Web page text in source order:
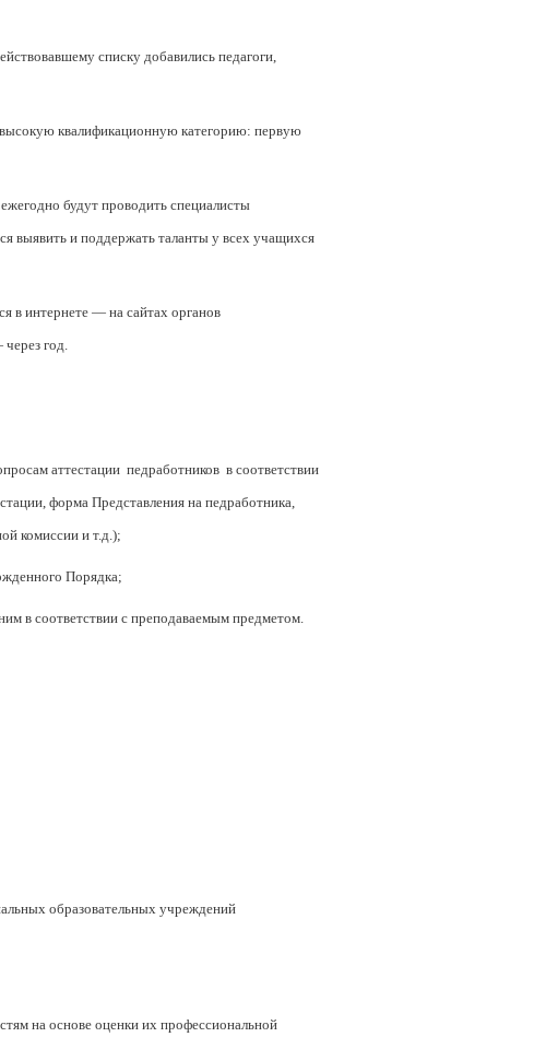
списку добавились педагоги,
квалификационную категорию: первую
будут проводить специалисты
выявить и поддержать таланты у всех учащихся
в интернете — на сайтах органов
год.
аттестации педработников в соответствии
форма Представления на педработника,
комиссии и т.д.);
Порядка;
в соответствии с преподаваемым предметом.
образовательных учреждений
на основе оценки их профессиональной